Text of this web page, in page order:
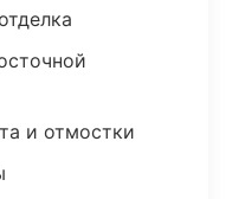
и отмостки